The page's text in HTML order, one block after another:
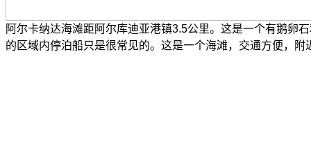
阿尔卡纳达海滩距阿尔库迪亚港镇3.5公里。这是一个有鹅卵
的区域内停泊船只是很常见的。这是一个海滩，交通方便，